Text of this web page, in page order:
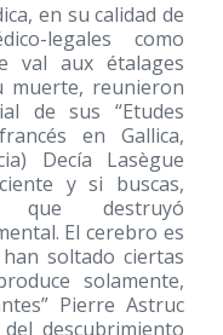
en su calidad de
legales como
val aux étalages
muerte, reunieron
de sus “Etudes
en Gallica,
Decía Lasègue
y si buscas,
que destruyó
El cerebro es
soltado ciertas
solamente,
Pierre Astruc
descubrimiento